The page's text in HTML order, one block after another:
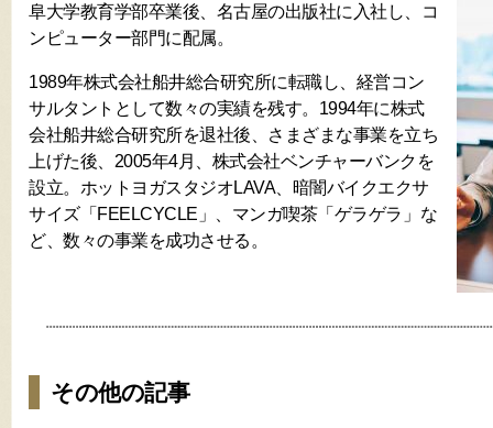
阜大学教育学部卒業後、名古屋の出版社に入社し、コ
ンピューター部門に配属。
1989年株式会社船井総合研究所に転職し、経営コン
サルタントとして数々の実績を残す。1994年に株式
会社船井総合研究所を退社後、さまざまな事業を立ち
上げた後、2005年4月、株式会社ベンチャーバンクを
設立。ホットヨガスタジオLAVA、暗闇バイクエクサ
サイズ「FEELCYCLE」、マンガ喫茶「ゲラゲラ」な
ど、数々の事業を成功させる。
その他の記事